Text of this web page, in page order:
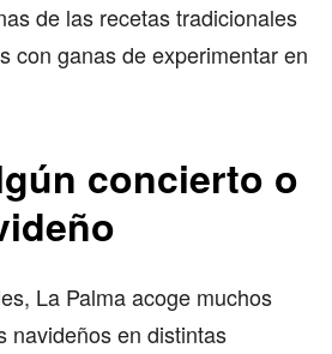
de las recetas tradicionales
con ganas de experimentar en
concierto o
La Palma acoge muchos
navideños en distintas